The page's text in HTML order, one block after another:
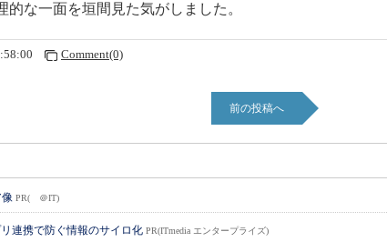
な一面を垣間見た気がしました。
Comment(0)
前の投稿へ
PR( ＠IT)
連携で防ぐ情報のサイロ化 PR(ITmedia エンタープライズ)